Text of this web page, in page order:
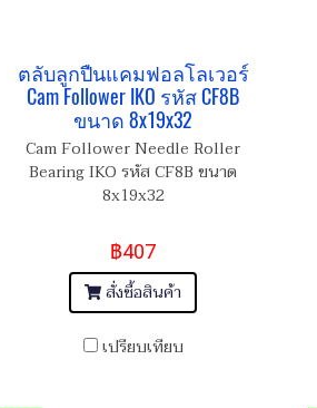
ตลับลูกปืนแคมฟอลโลเวอร์
Cam Follower IKO รหัส CF8B
ขนาด 8x19x32
Cam Follower Needle Roller
Bearing IKO รหัส CF8B ขนาด
8x19x32
฿407
สั่งซื้อสินค้า
เปรียบเทียบ